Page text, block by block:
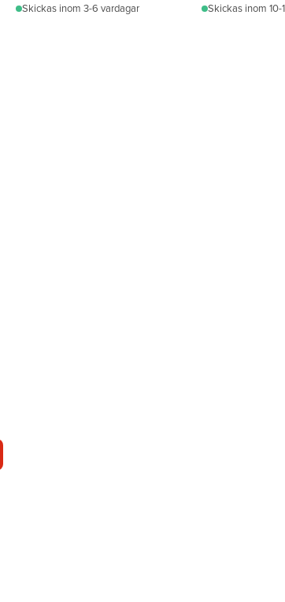
Skickas inom 3-6 vardagar Skickas inom